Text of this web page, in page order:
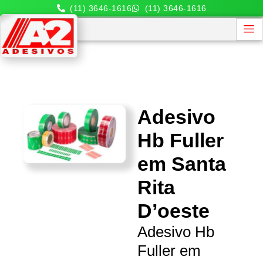
(11) 3646-1616 (11) 3646-1616
Adesivo
Hb Fuller
em Santa
Rita
D’oeste
Adesivo Hb
Fuller em